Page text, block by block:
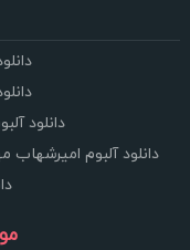
دانلود
دانلود آلبوم امیرشهاب